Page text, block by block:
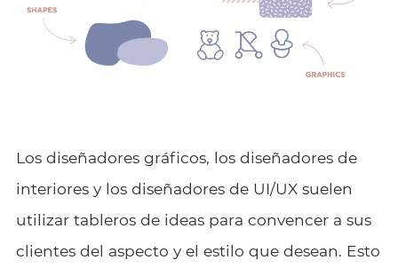
Los diseñadores gráficos, los diseñadores de
interiores y los diseñadores de UI/UX suelen
utilizar tableros de ideas para convencer a sus
clientes del aspecto y el estilo que desean. Esto